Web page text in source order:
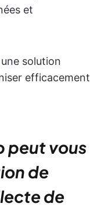
et
solution
efficacement
peut vous
de
de